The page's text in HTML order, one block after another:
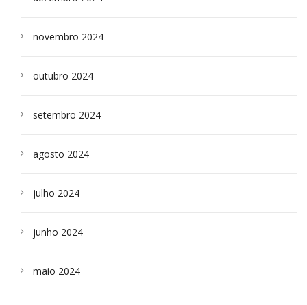
novembro 2024
outubro 2024
setembro 2024
agosto 2024
julho 2024
junho 2024
maio 2024